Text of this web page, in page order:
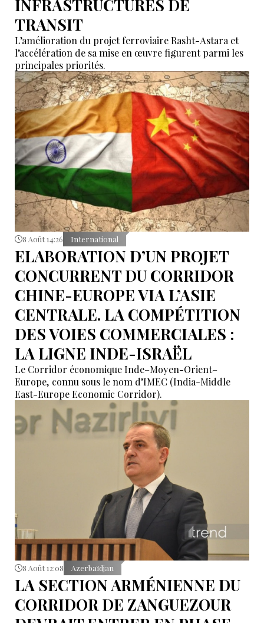
INFRASTRUCTURES DE
TRANSIT
L’amélioration du projet ferroviaire Rasht-Astara et
l’accélération de sa mise en œuvre figurent parmi les
principales priorités.
8 Août 14:26 International
ELABORATION D’UN PROJET
CONCURRENT DU CORRIDOR
CHINE-EUROPE VIA L’ASIE
CENTRALE. LA COMPÉTITION
DES VOIES COMMERCIALES :
LA LIGNE INDE-ISRAËL
Le Corridor économique Inde–Moyen-Orient–
Europe, connu sous le nom d’IMEC (India-Middle
East-Europe Economic Corridor).
8 Août 12:08 Azerbaïdjan
LA SECTION ARMÉNIENNE DU
CORRIDOR DE ZANGUEZOUR